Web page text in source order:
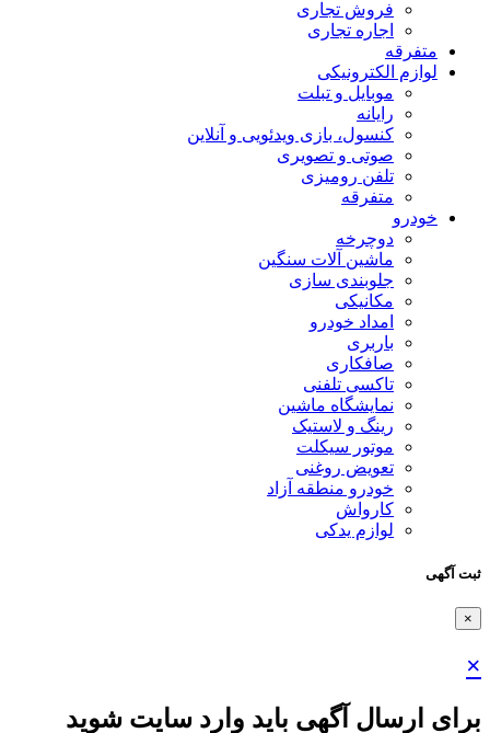
فروش تجاری
اجاره تجاری
متفرقه
لوازم الکترونیکی
موبایل و تبلت
رایانه
کنسول، بازی‌ ویدئویی و آنلاین
صوتی و تصویری
تلفن رومیزی
متفرقه
خودرو
دوچرخه
ماشین آلات سنگین
جلوبندی سازی
مکانیکی
امداد خودرو
باربری
صافکاری
تاکسی تلفنی
نمایشگاه ماشین
رینگ و لاستیک
موتور سیکلت
تعویض روغنی
خودرو منطقه آزاد
کارواش
لوازم یدکی
ثبت آگهی
×
×
برای ارسال آگهی باید وارد سایت شوید